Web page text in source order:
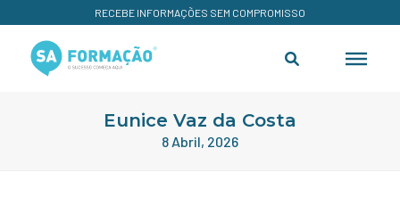
RECEBE INFORMAÇÕES SEM COMPROMISSO
Eunice Vaz da Costa
8 Abril, 2026